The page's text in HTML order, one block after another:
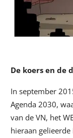
De koers en de
In september
Agenda 2030,
van de VN, het
hieraan